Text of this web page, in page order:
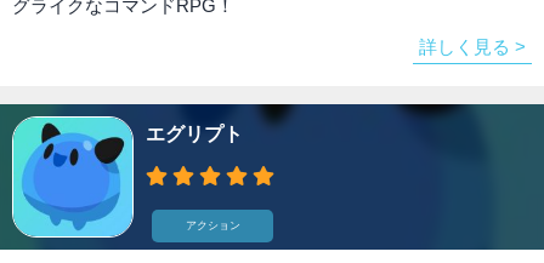
グライクなコマンドRPG！
詳しく見る >
エグリプト
アクション